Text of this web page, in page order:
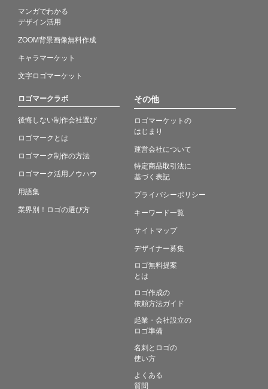
マンガでわかる
デザイン活用
ZOOM背景画像無料作成
キャラマーケット
文字ロゴマーケット
ロゴマークラボ
後悔しない制作会社選び
ロゴマークとは
ロゴマーク制作の方法
ロゴマーク活用ノウハウ
用語集
業界別！ロゴの選び方
その他
ロゴマーケットの
はじまり
運営会社について
特定商品取引法に
基づく表記
プライバシーポリシー
キーワード一覧
サイトマップ
デザイナー募集
ロゴ無料提案
とは
ロゴ作成の
依頼方法ガイド
起業・会社設立の
ロゴ準備
名刺とロゴの
使い方
よくある
質問